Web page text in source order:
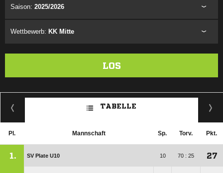
Saison: 2025/2026
Wettbewerb: KK Mitte
LOS
TABELLE
Pl. Mannschaft Sp. Torv. Pkt.
1. SV Plate U10 10 70 : 25 27